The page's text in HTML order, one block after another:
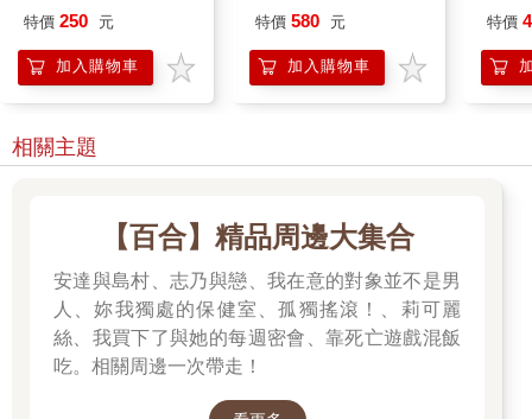
特價 250 元
加入購物車
特價 580 元
加入購物車
特價
相關主題
【百合】精品周邊大集合
安達與島村、志乃與戀、我在意的對象並不是男
人、妳我獨處的保健室、孤獨搖滾！、莉可麗
絲、我買下了與她的每週密會、靠死亡遊戲混飯
吃。相關周邊一次帶走！